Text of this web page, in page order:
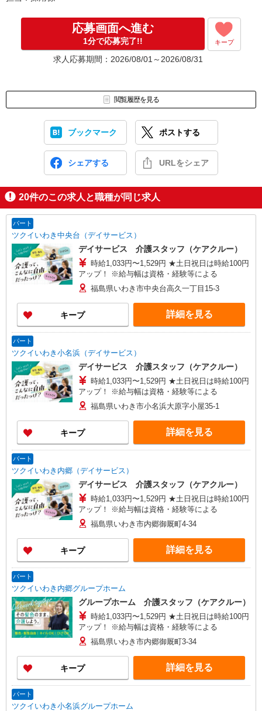
応募画面へ進む
1分で応募完了!! キープ
求人応募期間：2026/08/01～2026/08/31
閲覧履歴を見る
ブックマーク ポストする
シェアする URLをシェア
20件のこの求人と職種が同じ求人
パート
ツクイいわき中央台（デイサービス）
デイサービス 介護スタッフ（ケアクルー）
時給1,033円〜1,529円 ★土日祝日は時給100円
アップ！ ※給与幅は資格・経験等による
福島県いわき市中央台高久一丁目15-3
キープ 詳細を見る
パート
ツクイいわき小名浜（デイサービス）
デイサービス 介護スタッフ（ケアクルー）
時給1,033円〜1,529円 ★土日祝日は時給100円
アップ！ ※給与幅は資格・経験等による
福島県いわき市小名浜大原字小屋35-1
キープ 詳細を見る
パート
ツクイいわき内郷（デイサービス）
デイサービス 介護スタッフ（ケアクルー）
時給1,033円〜1,529円 ★土日祝日は時給100円
アップ！ ※給与幅は資格・経験等による
福島県いわき市内郷御厩町4-34
キープ 詳細を見る
パート
ツクイいわき内郷グループホーム
グループホーム 介護スタッフ（ケアクルー）
時給1,033円〜1,529円 ★土日祝日は時給100円
アップ！ ※給与幅は資格・経験等による
福島県いわき市内郷御厩町3-34
キープ 詳細を見る
パート
ツクイいわき小名浜グループホーム